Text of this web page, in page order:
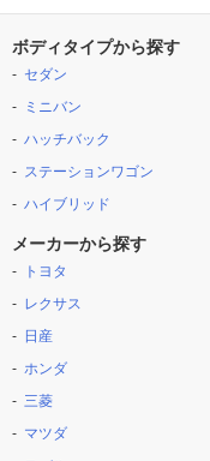
ボディタイプから探す
セダン
ミニバン
ハッチバック
ステーションワゴン
ハイブリッド
メーカーから探す
トヨタ
レクサス
日産
ホンダ
三菱
マツダ